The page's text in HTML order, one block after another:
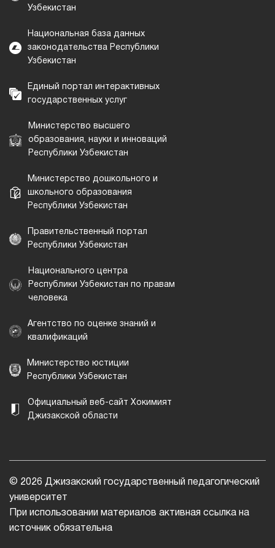
Узбекистан
Национальная база данных
законодательства Республики
Узбекистан
Единый портал интерактивных
государственных услуг
Министерство высшего
образования, науки и инноваций
Республики Узбекистан
Министерство дошкольного и
школьного образования
Республики Узбекистан
Правительственный портал
Республики Узбекистан
Национального центра
Республики Узбекистан по правам
человека
Агентство по оценке знаний и
квалификаций
Министерство юстиции
Республики Узбекистан
Официальный веб-сайт Хокимият
Джизакской области
© 2026 Джизакский государственный педагогический
университет
При использовании материалов активная ссылка на
источник обязательна